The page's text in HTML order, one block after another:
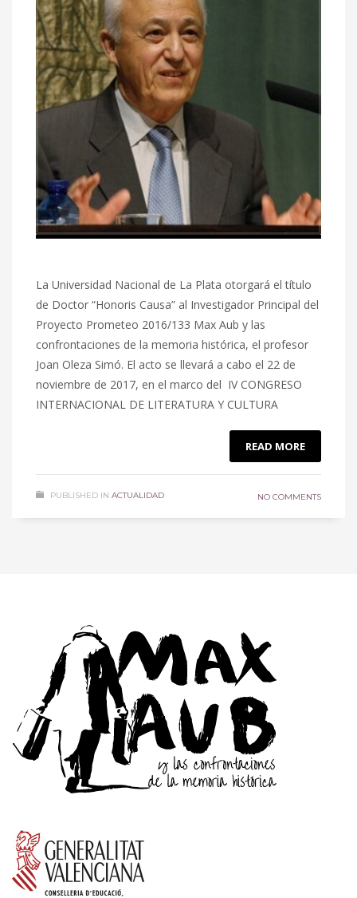
La Universidad Nacional de La Plata otorgará el título
de Doctor “Honoris Causa” al Investigador Principal del
Proyecto Prometeo 2016/133 Max Aub y las
confrontaciones de la memoria histórica, el profesor
Joan Oleza Simó. El acto se llevará a cabo el 22 de
noviembre de 2017, en el marco del IV CONGRESO
INTERNACIONAL DE LITERATURA Y CULTURA
READ MORE
PUBLISHED IN ACTUALIDAD NO COMMENTS